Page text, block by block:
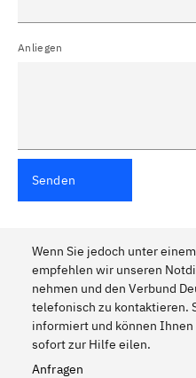
Anliegen
Senden
Wenn Sie jedoch unter
empfehlen wir unseren
nehmen und den Verbund
telefonisch zu kontaktieren.
informiert und können
sofort zur Hilfe eilen.
Anfragen